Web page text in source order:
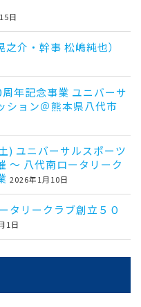
日
介・幹事 松嶋純也）
年記念事業 ユニバーサ
ション＠熊本県八代市
) ユニバーサルスポーツ
～ 八代南ロータリーク
2026年1月10日
タリークラブ創立５０
1日